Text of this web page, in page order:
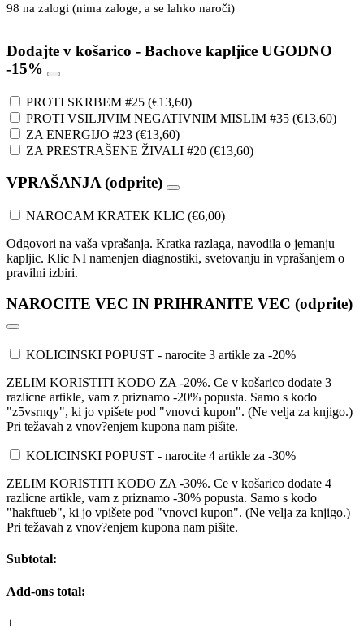
98 na zalogi (nima zaloge, a se lahko naroči)
Dodajte v košarico - Bachove kapljice UGODNO
-15%
PROTI SKRBEM #25 (€13,60)
PROTI VSILJIVIM NEGATIVNIM MISLIM #35 (€13,60)
ZA ENERGIJO #23 (€13,60)
ZA PRESTRAŠENE ŽIVALI #20 (€13,60)
VPRAŠANJA (odprite)
NAROCAM KRATEK KLIC (€6,00)
Odgovori na vaša vprašanja. Kratka razlaga, navodila o jemanju
kapljic. Klic NI namenjen diagnostiki, svetovanju in vprašanjem o
pravilni izbiri.
NAROCITE VEC IN PRIHRANITE VEC (odprite)
KOLICINSKI POPUST - narocite 3 artikle za -20%
ZELIM KORISTITI KODO ZA -20%. Ce v košarico dodate 3
razlicne artikle, vam z priznamo -20% popusta. Samo s kodo
"z5vsrnqy", ki jo vpišete pod "vnovci kupon". (Ne velja za knjigo.)
Pri težavah z vnov?enjem kupona nam pišite.
KOLICINSKI POPUST - narocite 4 artikle za -30%
ZELIM KORISTITI KODO ZA -30%. Ce v košarico dodate 4
razlicne artikle, vam z priznamo -30% popusta. Samo s kodo
"hakftueb", ki jo vpišete pod "vnovci kupon". (Ne velja za knjigo.)
Pri težavah z vnov?enjem kupona nam pišite.
Subtotal:
Add-ons total:
+